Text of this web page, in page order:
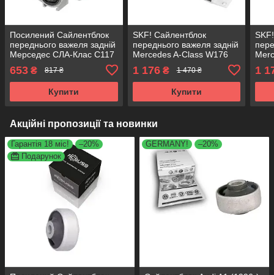
Посилений Сайлентблок
переднього важеля задній
Мерседес CЛА-Клас C117
КОРЕЯ Acsuss! 42021 ,
FE40977 ,
653 ₴ 817 ₴
Купити
SKF! Сайлентблок
переднього важеля задній
Mercedes A-Class W176
Німеччина! 42021 ,
FE40977 , VKDS338008
1 176₴ 1 470 ₴
Купити
1
Акційні пропозиції та новинки
Гарантія 18 міс!
–20%
Подарунок
GERMANY! –20%